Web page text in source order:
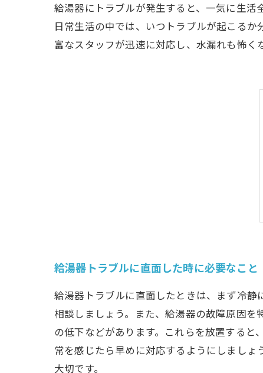
給湯器にトラブルが発生すると、一気に生活
日常生活の中では、いつトラブルが起こる
富なスタッフが迅速に対応し、水漏れも怖く
給湯器トラブルに直面した時に必要なこと
給湯器トラブルに直面したときは、まず冷
相談しましょう。また、給湯器の故障原因
の低下などがあります。これらを放置する
常を感じたら早めに対応するようにしまし
大切です。